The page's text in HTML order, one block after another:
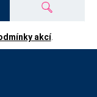
akcí.